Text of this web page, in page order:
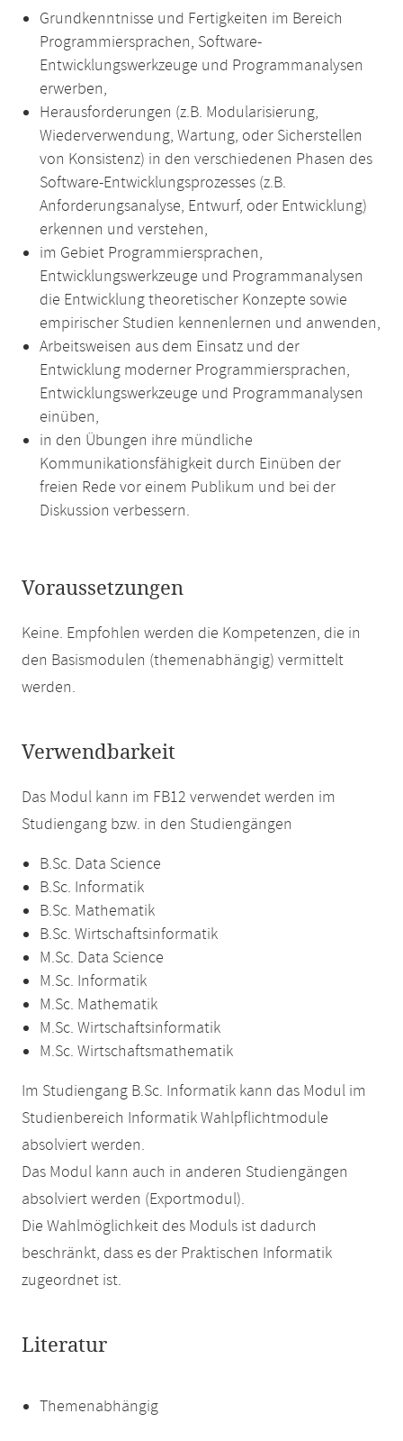
Grundkenntnisse und Fertigkeiten im Bereich
Programmiersprachen, Software-
Entwicklungswerkzeuge und Programmanalysen
erwerben,
Herausforderungen (z.B. Modularisierung,
Wiederverwendung, Wartung, oder Sicherstellen
von Konsistenz) in den verschiedenen Phasen des
Software-Entwicklungsprozesses (z.B.
Anforderungsanalyse, Entwurf, oder Entwicklung)
erkennen und verstehen,
im Gebiet Programmiersprachen,
Entwicklungswerkzeuge und Programmanalysen
die Entwicklung theoretischer Konzepte sowie
empirischer Studien kennenlernen und anwenden,
Arbeitsweisen aus dem Einsatz und der
Entwicklung moderner Programmiersprachen,
Entwicklungswerkzeuge und Programmanalysen
einüben,
in den Übungen ihre mündliche
Kommunikationsfähigkeit durch Einüben der
freien Rede vor einem Publikum und bei der
Diskussion verbessern.
Voraussetzungen
Keine. Empfohlen werden die Kompetenzen, die in
den Basismodulen (themenabhängig) vermittelt
werden.
Verwendbarkeit
Das Modul kann im FB12 verwendet werden im
Studiengang bzw. in den Studiengängen
B.Sc. Data Science
B.Sc. Informatik
B.Sc. Mathematik
B.Sc. Wirtschaftsinformatik
M.Sc. Data Science
M.Sc. Informatik
M.Sc. Mathematik
M.Sc. Wirtschaftsinformatik
M.Sc. Wirtschaftsmathematik
Im Studiengang B.Sc. Informatik kann das Modul im
Studienbereich Informatik Wahlpflichtmodule
absolviert werden.
Das Modul kann auch in anderen Studiengängen
absolviert werden (Exportmodul).
Die Wahlmöglichkeit des Moduls ist dadurch
beschränkt, dass es der Praktischen Informatik
zugeordnet ist.
Literatur
Themenabhängig